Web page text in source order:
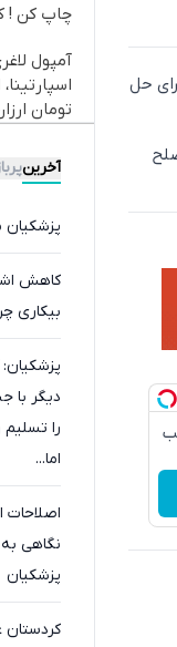
حل
چاپ کن !
آمپول
تومان
آخرین
پزشکیان
کاهش
بیکاری
پزشکیان:
دیگر با
را
اما...
اصلاحات
نگاهی
پزشکیان